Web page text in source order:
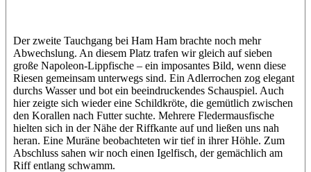
Der zweite Tauchgang bei Ham Ham brachte noch mehr
Abwechslung. An diesem Platz trafen wir gleich auf sieben
große Napoleon-Lippfische – ein imposantes Bild, wenn diese
Riesen gemeinsam unterwegs sind. Ein Adlerrochen zog elegant
durchs Wasser und bot ein beeindruckendes Schauspiel. Auch
hier zeigte sich wieder eine Schildkröte, die gemütlich zwischen
den Korallen nach Futter suchte. Mehrere Fledermausfische
hielten sich in der Nähe der Riffkante auf und ließen uns nah
heran. Eine Muräne beobachteten wir tief in ihrer Höhle. Zum
Abschluss sahen wir noch einen Igelfisch, der gemächlich am
Riff entlang schwamm.